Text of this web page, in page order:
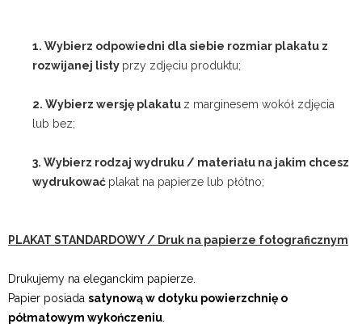
1. Wybierz odpowiedni dla siebie rozmiar plakatu z
rozwijanej listy przy zdjęciu produktu;
2. Wybierz wersję plakatu z marginesem wokół zdjęcia
lub bez;
3. Wybierz rodzaj wydruku / materiału na jakim chcesz
wydrukować plakat na papierze lub płótno;
PLAKAT STANDARDOWY / Druk na papierze fotograficznym
Drukujemy na eleganckim papierze.
Papier posiada satynową w dotyku powierzchnię o
półmatowym wykończeniu